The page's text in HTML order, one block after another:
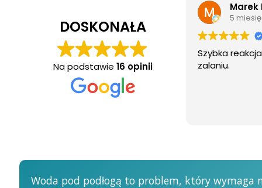
DOSKONAŁA
Na podstawie 16 opinii
reakcja i sprawna pomoc po
Jedd
7
Szybka i
Woda pod podłogą to problem, który wymaga